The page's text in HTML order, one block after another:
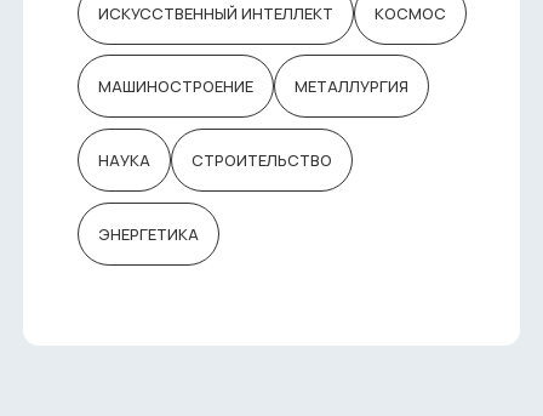
ИСКУССТВЕННЫЙ ИНТЕЛЛЕКТ КОСМОС
МАШИНОСТРОЕНИЕ МЕТАЛЛУРГИЯ
НАУКА СТРОИТЕЛЬСТВО
ЭНЕРГЕТИКА